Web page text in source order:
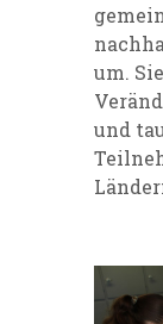
um.
und